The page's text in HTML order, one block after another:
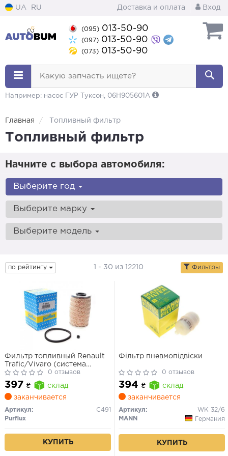
UA RU Доставка и оплата Вход
(095) 013-50-90
(097) 013-50-90
(073) 013-50-90
Какую запчасть ищете?
Например: насос ГУР Туксон, 06H905601A
Главная Топливный фильтр
Топливный фильтр
Начните с выбора автомобиля:
Выберите год
Выберите марку
Выберите модель
по рейтингу 1 - 30 из 12210 Фильтры
Фильтр топливный Renault
Trafic/Vivaro (система
Purflux - высота 120мм) 1.9-
3.0 TDI 02-
0 отзывов
397 ₴
склад
заканчивается
Артикул:
C491
Purflux
КУПИТЬ
Фільтр пневмопідвіски
0 отзывов
394 ₴
склад
заканчивается
Артикул:
WK 32/6
MANN
Германия
КУПИТЬ